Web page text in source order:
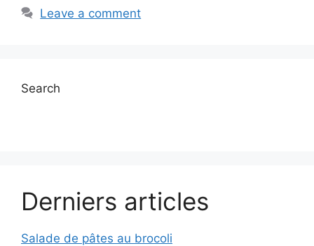
Leave a comment
Search
Derniers articles
Salade de pâtes au brocoli